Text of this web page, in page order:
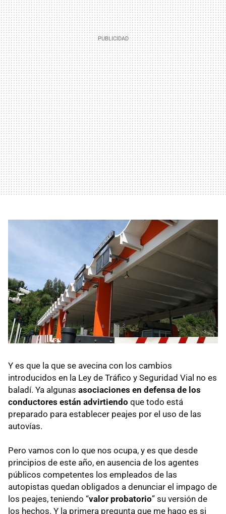
Y es que la que se avecina con los cambios
introducidos en la Ley de Tráfico y Seguridad Vial no es
baladí. Ya algunas asociaciones en defensa de los
conductores están advirtiendo que todo está
preparado para establecer peajes por el uso de las
autovías.
Pero vamos con lo que nos ocupa, y es que desde
principios de este año, en ausencia de los agentes
públicos competentes los empleados de las
autopistas quedan obligados a denunciar el impago de
los peajes, teniendo “valor probatorio” su versión de
los hechos. Y la primera pregunta que me hago es si